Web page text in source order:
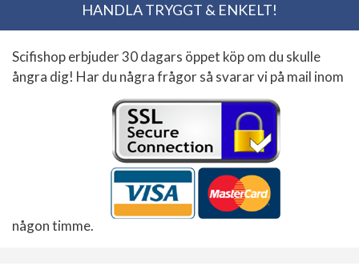
HANDLA TRYGGT & ENKELT!
Scifishop erbjuder 30 dagars öppet köp om du skulle
ångra dig! Har du några frågor så svarar vi på mail inom
någon timme.